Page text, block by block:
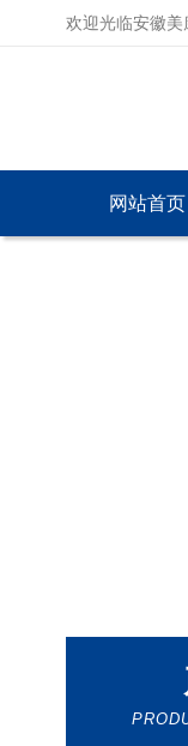
欢迎光临安徽美
网站首页